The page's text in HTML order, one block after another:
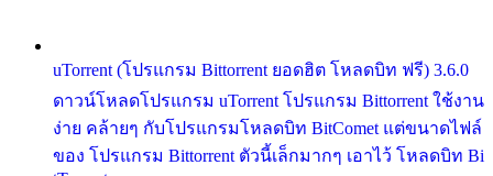
uTorrent (โปรแกรม Bittorrent ยอดฮิต โหลดบิท ฟรี) 3.6.0
ดาวน์โหลดโปรแกรม uTorrent โปรแกรม Bittorrent ใช้งาน
ง่าย คล้ายๆ กับโปรแกรมโหลดบิท BitComet แต่ขนาดไฟล์
ของ โปรแกรม Bittorrent ตัวนี้เล็กมากๆ เอาไว้ โหลดบิท Bi